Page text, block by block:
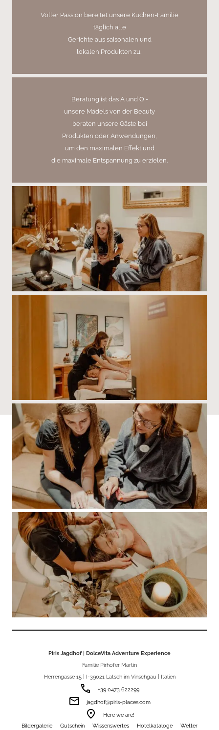
Voller Passion bereitet unsere Küchen-Familie
täglich alle
Gerichte aus saisonalen und
lokalen Produkten zu.
Beratung ist das A und O -
unsere Mädels von der Beauty
beraten unsere Gäste bei
Produkten oder Anwendungen,
um den maximalen Effekt und
die maximale Entspannung zu erzielen.
Piris Jagdhof | DolceVita Adventure Experience
Familie Pirhofer Martin
Herrengasse 15 | I-39021 Latsch im Vinschgau | Italien
phone +39 0473 622299
email jagdhof@piris-places.com
room
Here we are!
Bildergalerie
Gutschein Wissenswertes Hotelkataloge Wetter